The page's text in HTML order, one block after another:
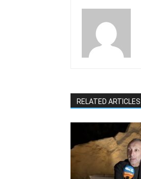
RELATED ARTICLES